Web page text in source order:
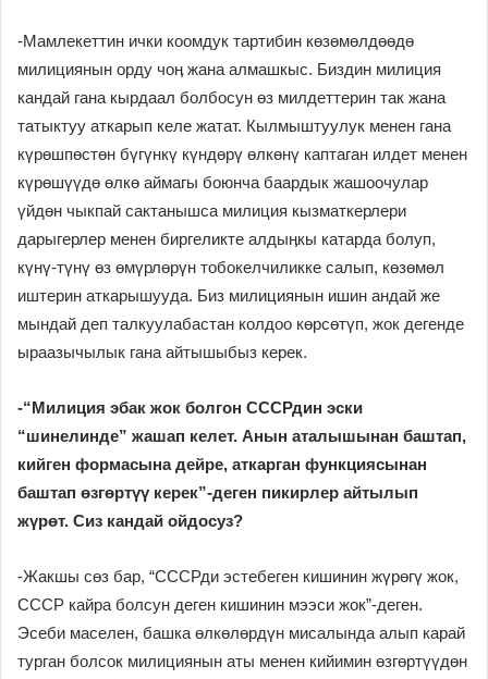
-Мамлекеттин ички коомдук тартибин көзөмөлдөөдө
милициянын орду чоӊ жана алмашкыс. Биздин милиция
кандай гана кырдаал болбосун өз милдеттерин так жана
татыктуу аткарып келе жатат. Кылмыштуулук менен гана
күрөшпөстөн бүгүнкү күндөрү өлкөнү каптаган илдет менен
күрөшүүдө өлкө аймагы боюнча баардык жашоочулар
үйдөн чыкпай сактанышса милиция кызматкерлери
дарыгерлер менен биргеликте алдыӊкы катарда болуп,
күнү-түнү өз өмүрлөрүн тобокелчиликке салып, көзөмөл
иштерин аткарышууда. Биз милициянын ишин андай же
мындай деп талкуулабастан колдоо көрсөтүп, жок дегенде
ыраазычылык гана айтышыбыз керек.
-“Милиция эбак жок болгон СССРдин эски
“шинелинде” жашап келет. Анын аталышынан баштап,
кийген формасына дейре, аткарган функциясынан
баштап өзгөртүү керек”-деген пикирлер айтылып
жүрөт. Сиз кандай ойдосуз?
-Жакшы сөз бар, “СССРди эстебеген кишинин жүрөгү жок,
СССР кайра болсун деген кишинин мээси жок”-деген.
Эсеби маселен, башка өлкөлөрдүн мисалында алып карай
турган болсок милициянын аты менен кийимин өзгөртүүдөн